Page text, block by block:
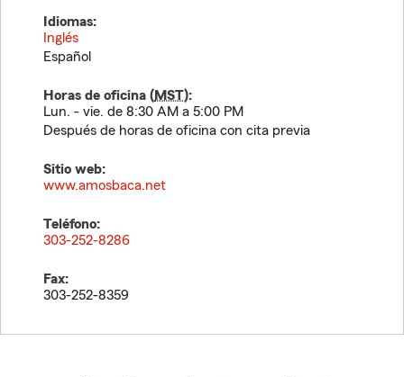
Idiomas:
Inglés
Español
Horas de oficina (MST):
Lun. - vie. de 8:30 AM a 5:00 PM
Después de horas de oficina con cita previa
Sitio web:
www.amosbaca.net
Teléfono:
303-252-8286
Fax:
303-252-8359